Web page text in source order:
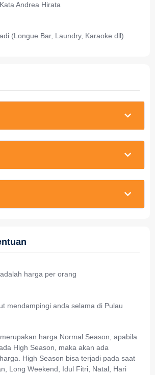
Andrea Hirata
(Longue Bar, Laundry, Karaoke dll)
harga per orang
mendampingi anda selama di Pulau
harga Normal Season, apabila
High Season, maka akan ada
High Season bisa terjadi pada saat
Long Weekend, Idul Fitri, Natal, Hari